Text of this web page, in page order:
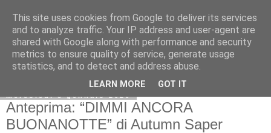
mercoledì 8 gennaio 2020
Anteprima: “DIMMI ANCORA
BUONANOTTE” di Autumn Saper
This site uses cookies from Google to deliver its services
and to analyze traffic. Your IP address and user-agent are
shared with Google along with performance and security
metrics to ensure quality of service, generate usage
statistics, and to detect and address abuse.
LEARN MORE GOT IT